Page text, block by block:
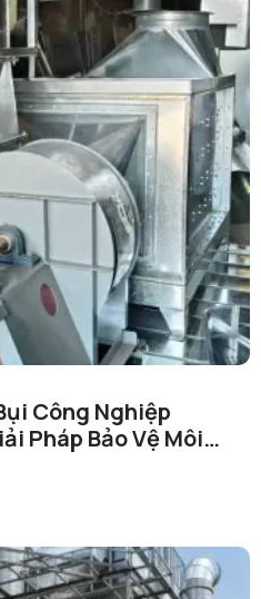
Công Nghiệp
Pháp Bảo Vệ Môi
Quả